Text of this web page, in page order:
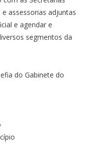
assessorias adjuntas
e agendar e
segmentos da
do Gabinete do